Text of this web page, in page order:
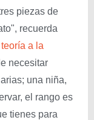
piezas de
recuerda
a la
necesitar
una niña,
el rango es
tienes para